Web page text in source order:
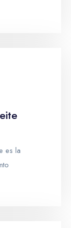
es la